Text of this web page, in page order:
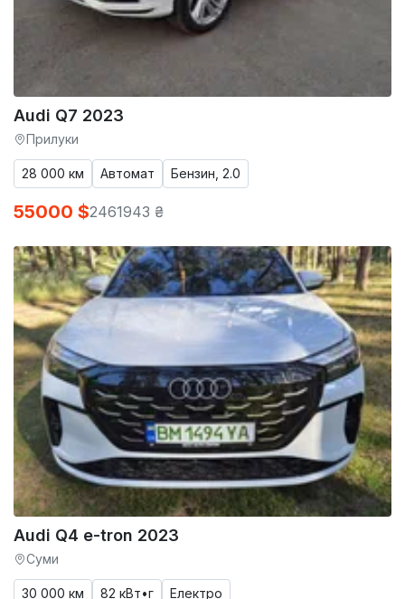
Audi Q7 2023
Прилуки
28 000 км Автомат Бензин, 2.0
55000 $2461943 ₴
Audi Q4 e-tron 2023
Суми
30 000 км 82 кВт•г Електро